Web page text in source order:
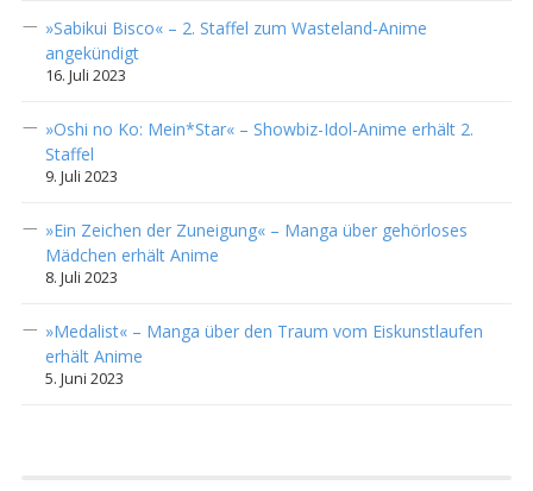
»Sabikui Bisco« – 2. Staffel zum Wasteland-Anime
angekündigt
16. Juli 2023
»Oshi no Ko: Mein*Star« – Showbiz-Idol-Anime erhält 2.
Staffel
9. Juli 2023
»Ein Zeichen der Zuneigung« – Manga über gehörloses
Mädchen erhält Anime
8. Juli 2023
»Medalist« – Manga über den Traum vom Eiskunstlaufen
erhält Anime
5. Juni 2023